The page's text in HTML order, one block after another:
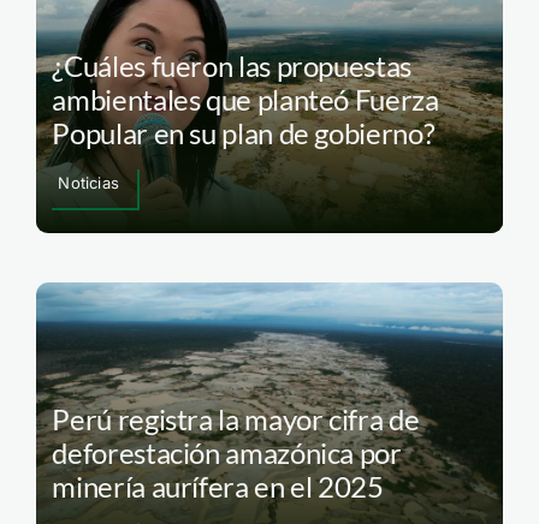
¿Cuáles fueron las propuestas
ambientales que planteó Fuerza
Popular en su plan de gobierno?
Noticias
Perú registra la mayor cifra de
deforestación amazónica por
minería aurífera en el 2025